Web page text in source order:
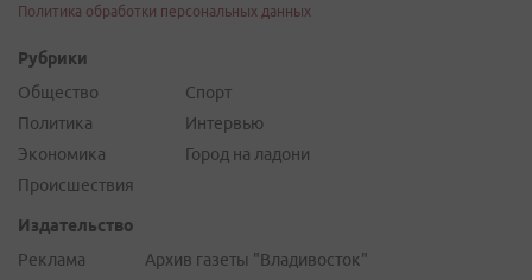
Политика обработки персональных данных
Рубрики
Общество
Политика
Экономика
Происшествия
Спорт
Интервью
Город на ладони
Издательство
Реклама
Архив газеты "Владивосток"